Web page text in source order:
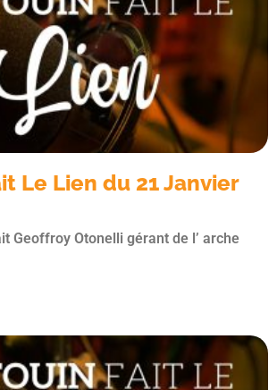
Le Lien du 21 Janvier
Geoffroy Otonelli gérant de l’ arche